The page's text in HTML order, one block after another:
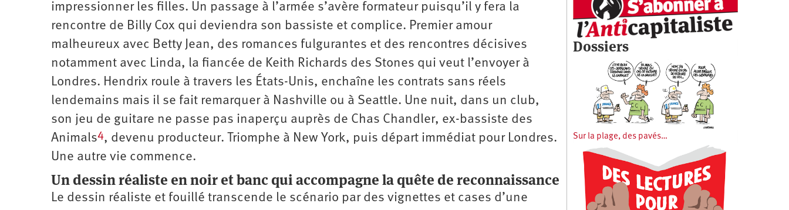
impressionner les filles. Un passage à l’armée s’avère formateur puisqu’il y fera la
rencontre de Billy Cox qui deviendra son bassiste et complice. Premier amour
malheureux avec Betty Jean, des romances fulgurantes et des rencontres décisives
notamment avec Linda, la fiancée de Keith Richards des Stones qui veut l’envoyer à
Londres. Hendrix roule à travers les États-Unis, enchaîne les contrats sans réels
lendemains mais il se fait remarquer à Nashville ou à Seattle. Une nuit, dans un club,
son jeu de guitare ne passe pas inaperçu auprès de Chas Chandler, ex-bassiste des
Animals4, devenu producteur. Triomphe à New York, puis départ immédiat pour Londres.
Une autre vie commence.
Un dessin réaliste en noir et banc qui accompagne la quête de reconnaissance
Le dessin réaliste et fouillé transcende le scénario par des vignettes et cases d’une
Dossiers
Sur la plage, des pavés…